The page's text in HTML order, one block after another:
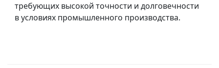
требующих высокой точности и долговечности
в условиях промышленного производства.